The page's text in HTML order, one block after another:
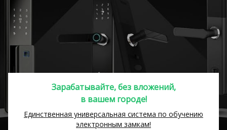
Зарабатывайте, без вложений,
в вашем городе!
Единственная универсальная система по обучению
электронным замкам!